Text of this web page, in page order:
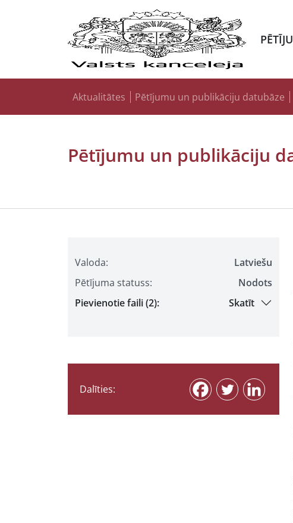
Aktualitātes Pētījumu un publikāciju datubāze
Pētījumu un publikāciju
Valoda:
Latviešu
Pētījuma statuss:
Nodots
Pievienotie faili (2):
Skatīt
Dalīties: